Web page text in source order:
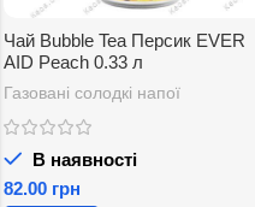
Чай Bubble Tea Персик EVER
AID Peach 0.33 л
Газовані солодкі напої
В наявності
грн